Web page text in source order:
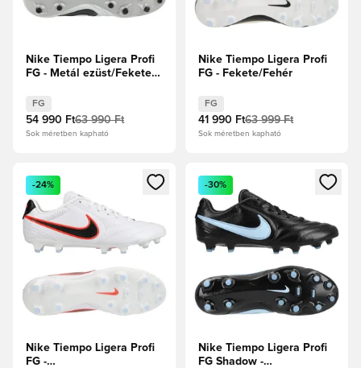
Nike Tiempo Ligera Profi
FG - Metál ezüst/Fekete
FG
54 990 Ft63 990 Ft
Sok méretben kapható
Nike Tiempo Ligera Profi
FG - Fekete/Fehér
FG
41 990 Ft63 999 Ft
Sok méretben kapható
Megnyit egy modált a bejelentkezéshez vagy a tagként
-24%
Nike Tiempo Ligera Profi
FG -
Megnyit egy modált a
-30%
Nike Tiempo Ligera Profi
FG Shadow -